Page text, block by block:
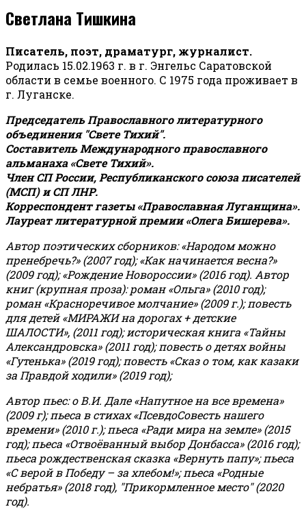
Светлана Тишкина
Писатель, поэт, драматург, журналист.
Родилась 15.02.1963 г. в г. Энгельс Саратовской
области в семье военного. С 1975 года проживает в
г. Луганске.
Председатель Православного литературного
объединения "Свете Тихий".
Составитель Международного православного
альманаха «Свете Тихий».
Член СП России, Республиканского союза писателей
(МСП) и СП ЛНР.
Корреспондент газеты «Православная Луганщина».
Лауреат литературной премии «Олега Бишерева».
Автор поэтических сборников: «Народом можно
пренебречь?» (2007 год); «Как начинается весна?»
(2009 год); «Рождение Новороссии» (2016 год). Автор
книг (крупная проза): роман «Ольга» (2010 год);
роман «Красноречивое молчание» (2009 г.); повесть
для детей «МИРАЖИ на дорогах + детские
ШАЛОСТИ», (2011 год); историческая книга «Тайны
Александровска» (2011 год); повесть о детях войны
«Гутенька» (2019 год); повесть «Сказ о том, как казаки
за Правдой ходили» (2019 год);
Автор пьес: о В.И. Дале «Напутное на все времена»
(2009 г); пьеса в стихах «ПсевдоСовесть нашего
времени» (2010 г.); пьеса «Ради мира на земле» (2015
год); пьеса «Отвоёванный выбор Донбасса» (2016 год);
пьеса рождественская сказка «Вернуть папу»; пьеса
«С верой в Победу – за хлебом!»;пьеса «Родные
небратья» (2018 год), "Прикормленное место" (2020
год).